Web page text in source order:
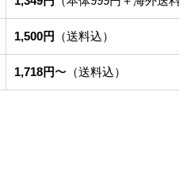
1,500円 （送料込）
1,718円〜（送料込）